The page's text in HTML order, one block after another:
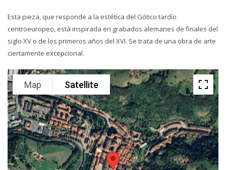
Esta pieza, que responde a la estética del Gótico tardío
centroeuropeo, está inspirada en grabados alemanes de finales del
siglo XV o de los primeros años del XVI. Se trata de una obra de arte
ciertamente excepcional.
Map Satellite